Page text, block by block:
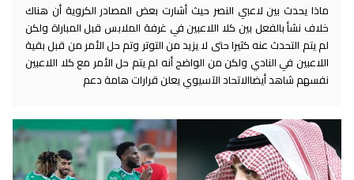
ماذا يحدث بين لاعبي النصر حيث أشارت بعض المصادر الكروية أن هناك
خلاف نشأ بالفعل بين كلا اللاعبين في غرفة الملابس قبل المباراة ولكن
لم يتم التحدث عنه كثيرا حتى لا يزيد من التوتر وتم حل الأمر من قبل بقية
اللاعبين في النادي ولكن من الواضح أنه لم يتم حل الأمر مع كلا اللاعبين
نفسهم شاهد أيضاالاتحاد الآسيوي يعلن قرارات هامة دعم